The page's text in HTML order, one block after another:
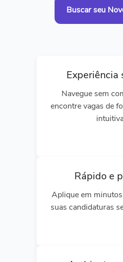
Buscar seu
Experiência
Navegue sem
encontre vagas de
Rápido e
Aplique em
suas candidaturas